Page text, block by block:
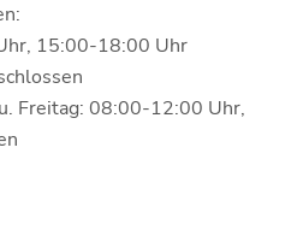
15:00-18:00 Uhr
Freitag: 08:00-12:00 Uhr,